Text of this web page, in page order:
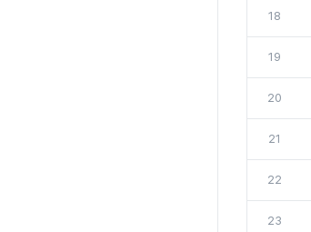
18
19
20
21
22
23